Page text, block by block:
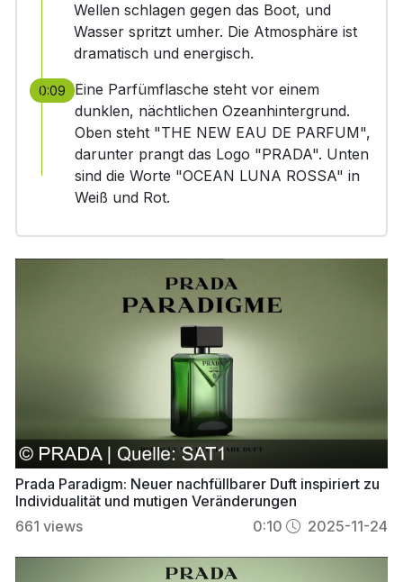
Wellen schlagen gegen das Boot, und
Wasser spritzt umher. Die Atmosphäre ist
dramatisch und energisch.
0:09
Eine Parfümflasche steht vor einem
dunklen, nächtlichen Ozeanhintergrund.
Oben steht "THE NEW EAU DE PARFUM",
darunter prangt das Logo "PRADA". Unten
sind die Worte "OCEAN LUNA ROSSA" in
Weiß und Rot.
Prada Paradigm: Neuer nachfüllbarer Duft inspiriert zu
Individualität und mutigen Veränderungen
661 views 0:10 2025-11-24